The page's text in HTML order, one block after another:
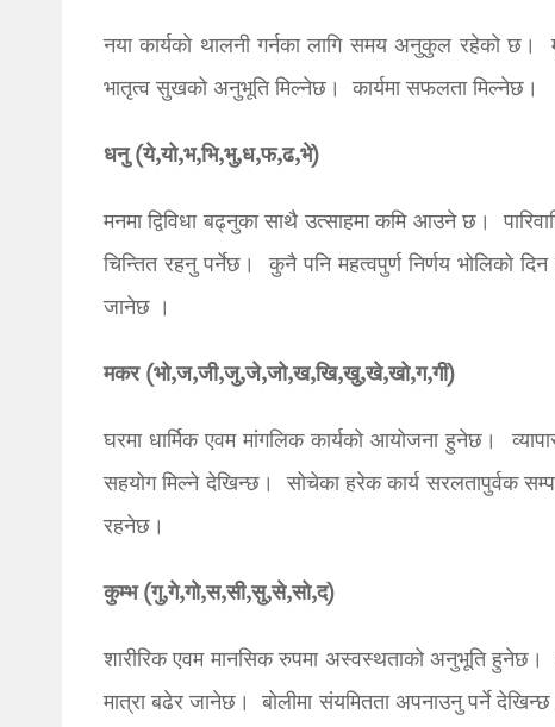
नया कार्यको थालनी गर्नका लागि समय अनुकुल रहेको छ।
भातृत्व सुखको अनुभूति मिल्नेछ। कार्यमा सफलता मिल्नेछ।
धनु (ये,यो,भ,भि,भु,ध,फ,ढ,भे)
मनमा द्विविधा बढ्नुका साथै उत्साहमा कमि आउने छ।
चिन्तित रहनु पर्नेछ। कुनै पनि महत्वपुर्ण निर्णय भोलिको
जानेछ ।
मकर (भो,ज,जी,जु,जे,जो,ख,खि,खु,खे,खो,ग,गी)
घरमा धार्मिक एवम मांगलिक कार्यको आयोजना हुनेछ।
सहयोग मिल्ने देखिन्छ। सोचेका हरेक कार्य सरलतापुर्वक
रहनेछ।
कुम्भ (गु,गे,गो,स,सी,सु,से,सो,द)
शारीरिक एवम मानसिक रुपमा अस्वस्थताको अनुभूति हुनेछ।
मात्रा बढेर जानेछ। बोलीमा संयमितता अपनाउनु पर्ने